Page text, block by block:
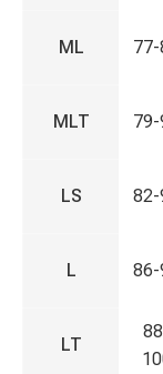
ML 77-
MLT 79-
LS 82-
L 86-
LT